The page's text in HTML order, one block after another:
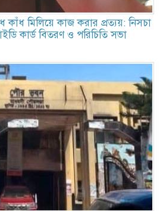
মিলিয়ে কাজ করার প্রত্যয়: নিসচা
কার্ড বিতরণ ও পরিচিতি সভা